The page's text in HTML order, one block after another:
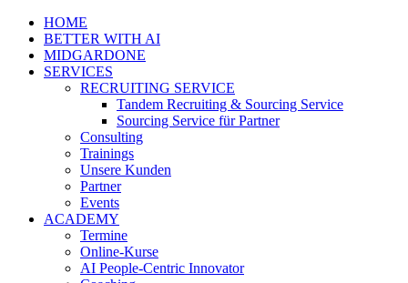
HOME
BETTER WITH AI
MIDGARDONE
SERVICES
RECRUITING SERVICE
Tandem Recruiting & Sourcing Service
Sourcing Service für Partner
Consulting
Trainings
Unsere Kunden
Partner
Events
ACADEMY
Termine
Online-Kurse
AI People-Centric Innovator